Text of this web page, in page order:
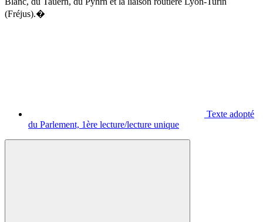
(Fréjus).�
Texte adopté
du Parlement, 1ère lecture/lecture unique